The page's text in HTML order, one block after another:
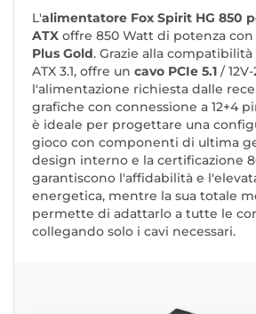
L'alimentatore Fox Spirit HG 850
ATX offre 850 Watt di potenza con
Plus Gold. Grazie alla
ATX 3.1, offre un cavo PCIe 5.1 /
l'alimentazione richiesta dalle
grafiche con connessione a 12+4
è ideale per progettare una
gioco con componenti di ultima
design interno e la certificazione
garantiscono l'affidabilità e
energetica, mentre la sua totale
permette di adattarlo a tutte le
collegando solo i cavi necessari.